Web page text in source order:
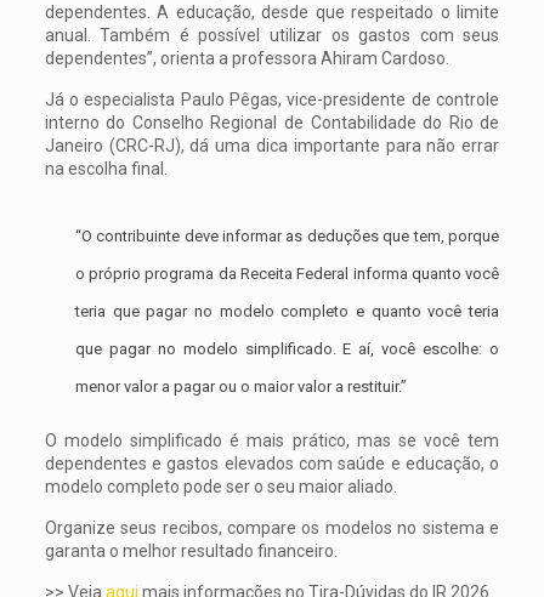
dependentes. A educação, desde que respeitado o limite
anual. Também é possível utilizar os gastos com seus
dependentes”, orienta a professora Ahiram Cardoso.
Já o especialista Paulo Pêgas, vice-presidente de controle
interno do Conselho Regional de Contabilidade do Rio de
Janeiro (CRC-RJ), dá uma dica importante para não errar
na escolha final.
“O contribuinte deve informar as deduções que tem, porque
o próprio programa da Receita Federal informa quanto você
teria que pagar no modelo completo e quanto você teria
que pagar no modelo simplificado. E aí, você escolhe: o
menor valor a pagar ou o maior valor a restituir.”
O modelo simplificado é mais prático, mas se você tem
dependentes e gastos elevados com saúde e educação, o
modelo completo pode ser o seu maior aliado.
Organize seus recibos, compare os modelos no sistema e
garanta o melhor resultado financeiro.
>> Veja aqui mais informações no Tira-Dúvidas do IR 2026